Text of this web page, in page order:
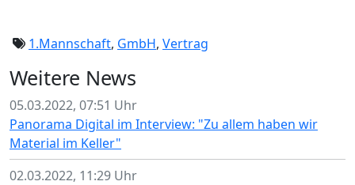
1.Mannschaft, GmbH, Vertrag
Weitere News
05.03.2022, 07:51 Uhr
Panorama Digital im Interview: "Zu allem haben wir
Material im Keller"
02.03.2022, 11:29 Uhr